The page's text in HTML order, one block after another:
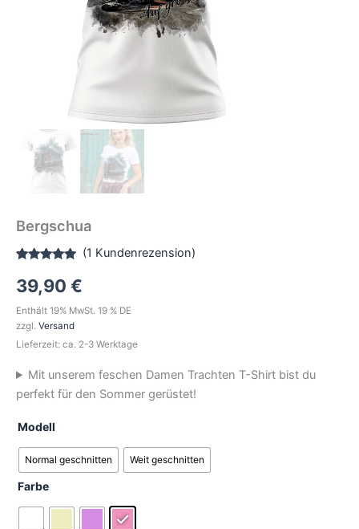
Bergschua
mit5.00
von 5,
basierend
auf
Kundenbewertung
(1 Kundenrezension)
39,90 €
Enthält 19% MwSt. 19 % DE
zzgl. Versand
Lieferzeit: ca. 2-3 Werktage
Mit unserem feschen Damen Trachten T-Shirt bist du
perfekt für den Sommer gerüstet!
Modell
Normal geschnitten Weit geschnitten
Farbe